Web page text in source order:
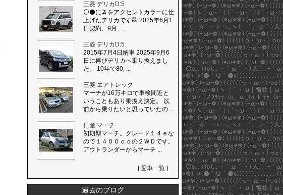
三菱 デリカD:5
⚪️⚫️に🫒をアクセントカラーに仕
上げたデリカです🤭 2025年6月1
日契約、9月 ...
三菱 デリカD:5
2015年7月4日納車 2025年9月6
日に再びデリカへ乗り換えまし
た。 10年で80, ...
三菱 エアトレック
マーチが16万キロで車検間近と
いうこともあり乗換え決定。 以
前から乗りたいと思っていたの ...
日産 マーチ
初期型マーチ。グレード１４ｅな
ので１４００ｃｃの２ＷＤです。
アウトランダーからマーチ ...
[愛車一覧 ]
過去のブログ